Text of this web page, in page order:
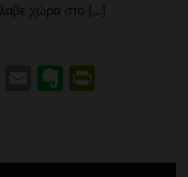
χώρα στο […]
ViberEmailEvernote